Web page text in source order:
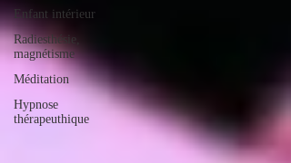
Enfant intérieur
Radiesthésie,
magnétisme
Méditation
Hypnose
thérapeuthique